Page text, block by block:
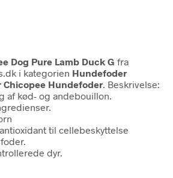
Dog Pure Lamb Duck G fra
i kategorien Hundefoder
Hundefoder. Beskrivelse:
af kød- og andebouillon.
til cellebeskyttelse
dyr.